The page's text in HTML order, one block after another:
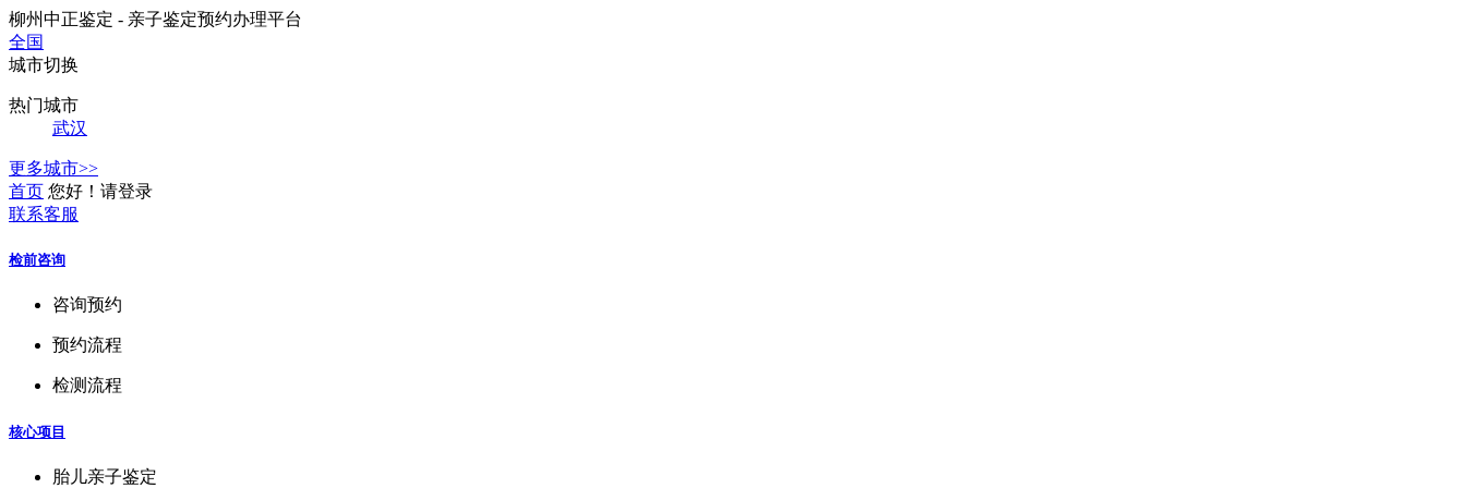
柳州中正鉴定 - 亲子鉴定预约办理平台
全国
城市切换
热门城市
武汉
更多城市>>
首页 您好！请登录
联系客服
检前咨询
咨询预约
预约流程
检测流程
核心项目
胎儿亲子鉴定